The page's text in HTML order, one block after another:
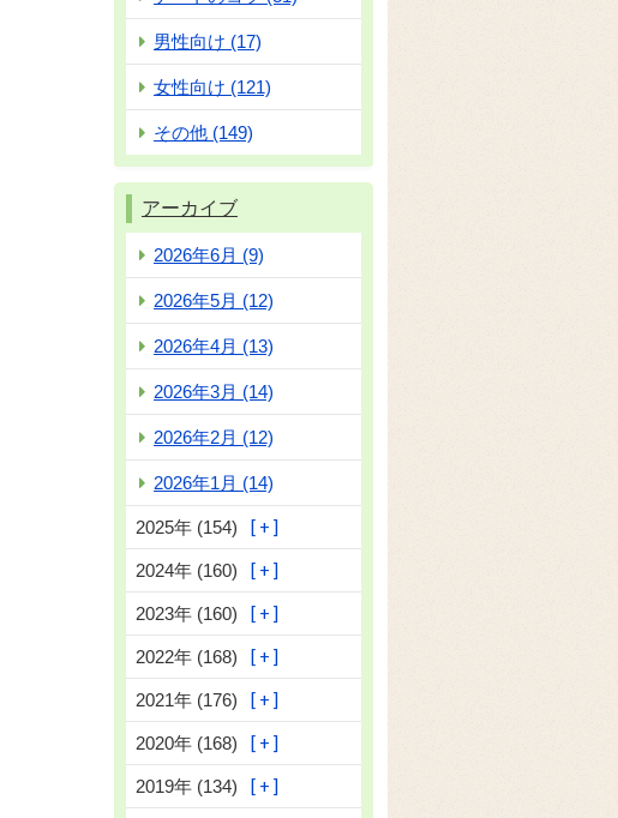
男性向け (17)
女性向け (121)
その他 (149)
アーカイブ
2026年6月 (9)
2026年5月 (12)
2026年4月 (13)
2026年3月 (14)
2026年2月 (12)
2026年1月 (14)
2025年 (154)
2024年 (160)
2023年 (160)
2022年 (168)
2021年 (176)
2020年 (168)
2019年 (134)